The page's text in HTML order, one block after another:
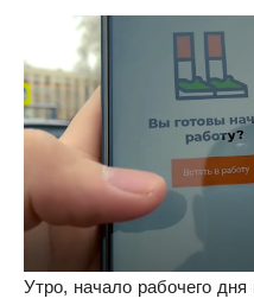
Утро, начало рабочего